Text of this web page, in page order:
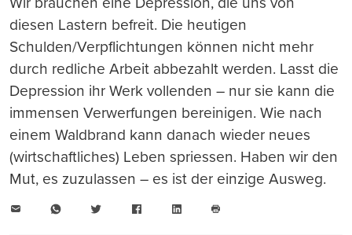
diesen Lastern befreit. Die heutigen
Schulden/Verpflichtungen können nicht mehr
durch redliche Arbeit abbezahlt werden. Lasst die
Depression ihr Werk vollenden – nur sie kann die
immensen Verwerfungen bereinigen. Wie nach
einem Waldbrand kann danach wieder neues
(wirtschaftliches) Leben spriessen. Haben wir den
Mut, es zuzulassen – es ist der einzige Ausweg.
WhatsAppTwitter FacebookLinkedIn